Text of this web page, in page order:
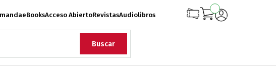
eBooksAcceso AbiertoRevistasAudiolibros
Buscar